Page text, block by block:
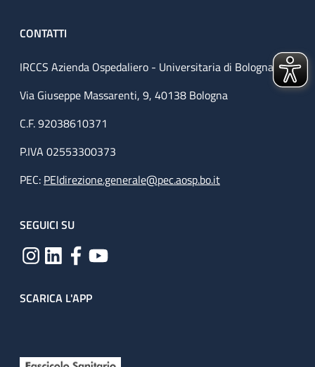
CONTATTI
IRCCS Azienda Ospedaliero - Universitaria di Bologna
Via Giuseppe Massarenti, 9, 40138 Bologna
C.F. 92038610371
P.IVA 02553300373
PEC: PEIdirezione.generale@pec.aosp.bo.it
SEGUICI SU
SCARICA L'APP